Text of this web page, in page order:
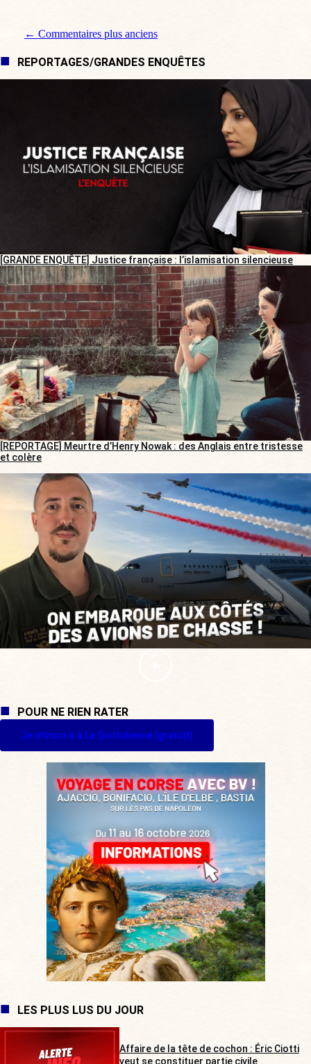
Navigation de commentaire
← Commentaires plus anciens
REPORTAGES/GRANDES ENQUÊTES
[GRANDE ENQUÊTE] Justice française : l’islamisation silencieuse
[REPORTAGE] Meurtre d’Henry Nowak : des Anglais entre tristesse
et colère
POUR NE RIEN RATER
Je m'inscris à La Quotidienne (gratuit)
LES PLUS LUS DU JOUR
Affaire de la tête de cochon : Éric Ciotti
veut se constituer partie civile